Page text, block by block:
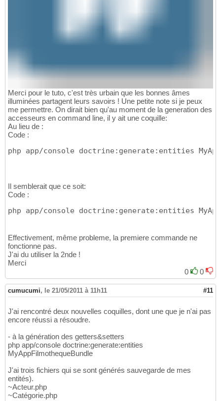
Merci pour le tuto, c'est très urbain que les bonnes âmes
illuminées partagent leurs savoirs ! Une petite note si je peux
me permettre. On dirait bien qu'au moment de la generation des
accesseurs en command line, il y ait une coquille:
Au lieu de :
Code :
php app/console doctrine:generate:entities
Il semblerait que ce soit:
Code :
php app/console doctrine:generate:entities
Effectivement, même probleme, la premiere commande ne
fonctionne pas.
J'ai du utiliser la 2nde !
Merci
0
0
cumucumi, le 21/05/2011 à 11h11 #11
J'ai rencontré deux nouvelles coquilles, dont une que je n'ai pas
encore réussi a résoudre.
- à la génération des getters&setters
php app/console doctrine:generate:entities
MyAppFilmothequeBundle
J'ai trois fichiers qui se sont générés sauvegarde de mes
entités).
~Acteur.php
~Catégorie.php